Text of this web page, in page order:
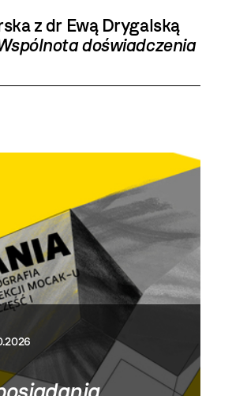
z dr Ewą Drygalską
doświadczenia